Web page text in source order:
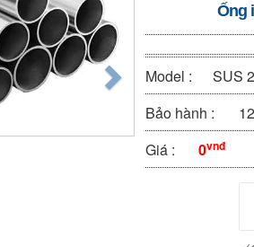
Ống
Model :
SUS
Bảo hành :
Giá :
0vnđ